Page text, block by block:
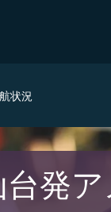
状況
発